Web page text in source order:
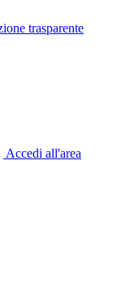
trasparente
Accedi all'area